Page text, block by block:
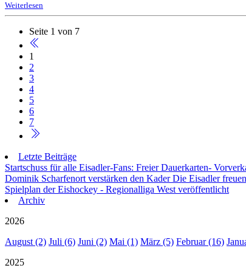
Weiterlesen
Seite 1 von 7
1
2
3
4
5
6
7
Letzte Beiträge
Startschuss für alle Eisadler-Fans: Freier Dauerkarten-
Dominik Scharfenort verstärken den KaderDie Eisadler
Spielplan der Eishockey - Regionalliga West veröffentlicht
Archiv
2026
August (2) Juli (6) Juni (2) Mai (1) März (5) Februar (16)
2025